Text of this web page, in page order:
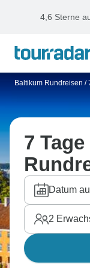
4,6 Sterne
Baltikum Rundreisen /
7
Datum
2